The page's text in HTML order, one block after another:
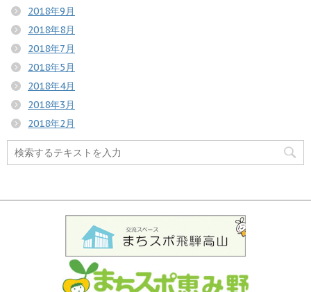
2018年9月
2018年8月
2018年7月
2018年5月
2018年4月
2018年3月
2018年2月